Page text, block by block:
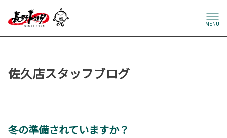
MENU
佐久店スタッフブログ
冬の準備されていますか？